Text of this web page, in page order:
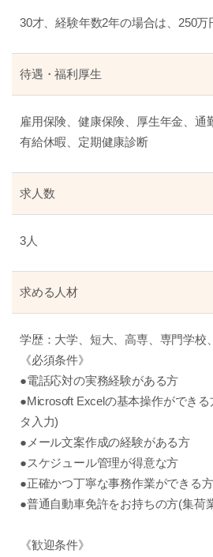
30才、経験年数2年の場合は、250万
待遇・福利厚生
雇用保険、健康保険、厚生年金、通
有給休暇、定期健康診断
求人数
3人
求める人材
学歴：大学、短大、高専、専門学校
《必須条件》
●電話応対の実務経験がある方
●Microsoft Excelの基本操作ができ
タ入力)
●メール文案作成の経験がある方
●スケジュール管理が得意な方
●正確かつ丁寧な事務作業ができる方
●普通自動車免許をお持ちの方(集荷
《歓迎条件》